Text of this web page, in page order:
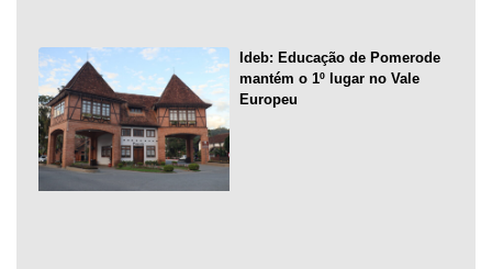
Ideb: Educação de Pomerode
mantém o 1º lugar no Vale
Europeu